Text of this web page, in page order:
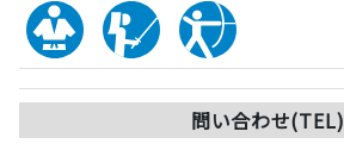
問い合わせ(TEL)